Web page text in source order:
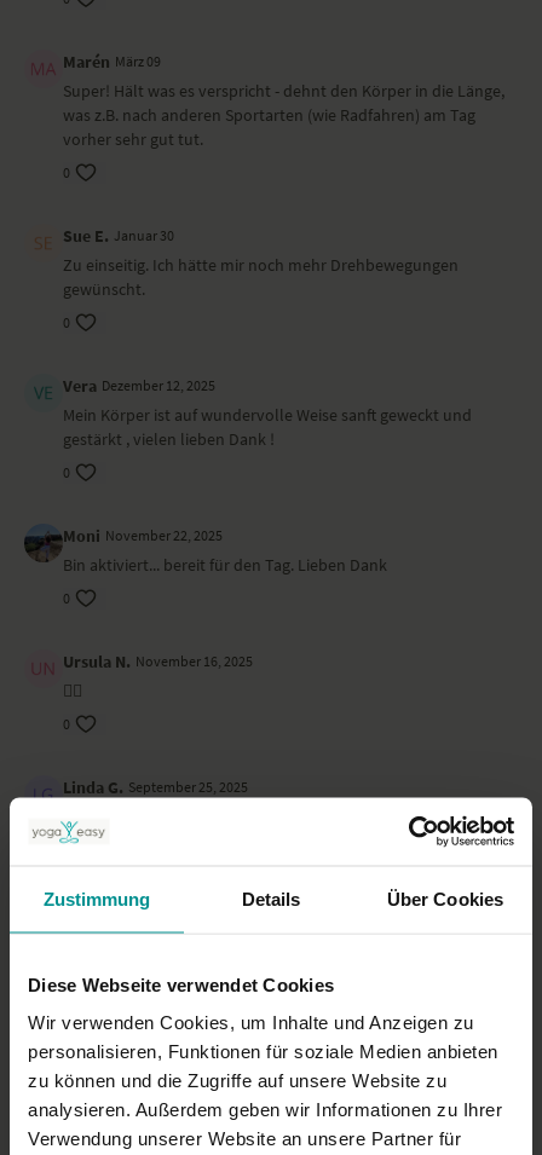
Zustimmung Details Über Cookies
Diese Webseite verwendet Cookies
Wir verwenden Cookies, um Inhalte und Anzeigen zu
personalisieren, Funktionen für soziale Medien anbieten
zu können und die Zugriffe auf unsere Website zu
analysieren. Außerdem geben wir Informationen zu Ihrer
Verwendung unserer Website an unsere Partner für
Du startest mit sanfter Aktivität und Frische in deinen Tag.
Ort und Ausstattung
Dieses Video haben wir im Studioberlin gedreht.
Marén März 09
Super! Hält was es verspricht - dehnt den Körper in die Länge,
was z.B. nach anderen Sportarten (wie Radfahren) am Tag
vorher sehr gut tut.
0
Sue E. Januar 30
Zu einseitig. Ich hätte mir noch mehr Drehbewegungen
gewünscht.
0
Vera Dezember 12, 2025
Mein Körper ist auf wundervolle Weise sanft geweckt und
gestärkt , vielen lieben Dank !
0
Moni November 22, 2025
Bin aktiviert... bereit für den Tag. Lieben Dank
0
Ursula N. November 16, 2025
👌🏻
0
Linda G. September 25, 2025
Entspanntes räkeln und strecken am Morgen! Sehr
wohltuend
Matthias N. August 25, 2025
Isabel R. Juli 20, 2025
Super!
0